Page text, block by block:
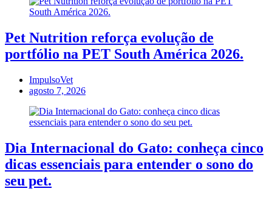
Pet Nutrition reforça evolução de
portfólio na PET South América 2026.
ImpulsoVet
agosto 7, 2026
Dia Internacional do Gato: conheça cinco
dicas essenciais para entender o sono do
seu pet.